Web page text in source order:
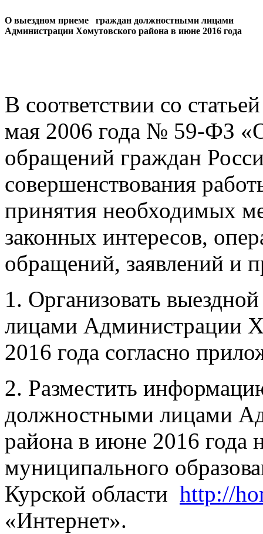
О выездном приеме граждан должностными лицами
Администрации Хомутовского района в июне 2016 года
В соответствии со
мая 2006 года № 59-ФЗ
обращений граждан
совершенствования
принятия необходимых
законных интересов,
обращений, заявлений и
1. Организовать
лицами Администрации
2016 года согласно
2. Разместить
должностными лицами
района в июне 2016 года
муниципального
Курской области http://
«Интернет».